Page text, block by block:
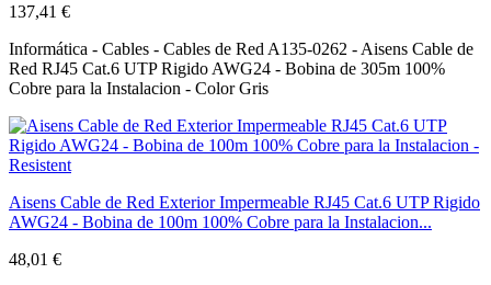
137,41 €
Informática - Cables - Cables de Red A135-0262 - Aisens Cable de
Red RJ45 Cat.6 UTP Rigido AWG24 - Bobina de 305m 100%
Cobre para la Instalacion - Color Gris
Aisens Cable de Red Exterior Impermeable RJ45 Cat.6 UTP Rigido
AWG24 - Bobina de 100m 100% Cobre para la Instalacion...
48,01 €